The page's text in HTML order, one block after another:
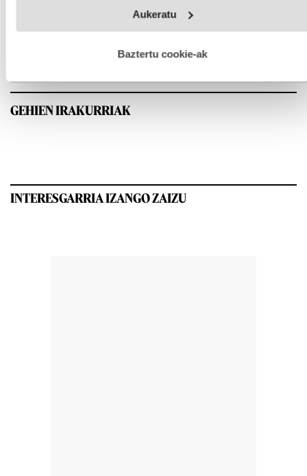
fitxategiak erabiltzen ditu. Zure esperientzia eta zerbitzuak
esplizitua ematen diguzu.Gehiago irakurri
Aukeratu
Baztertu cookie-ak
GEHIEN IRAKURRIAK
INTERESGARRIA IZANGO ZAIZU